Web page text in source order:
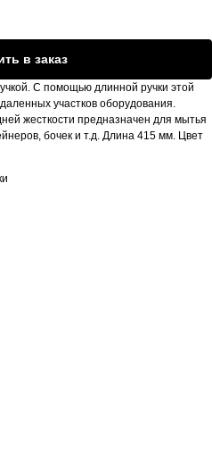
в заказ
С помощью длинной ручки этой
участков оборудования.
жесткости предназначен для мытья
бочек и т.д. Длина 415 мм. Цвет